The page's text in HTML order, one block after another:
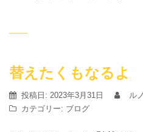
替えたくもなるよ
投稿日: 2023年3月31日 ル
カテゴリー: ブログ